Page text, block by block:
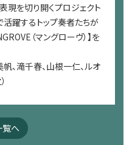
現を切り開くプロジェクト
活躍するトップ奏者たちが
（マングローヴ）】を
、滝千春、山根一仁、ルオ
へ